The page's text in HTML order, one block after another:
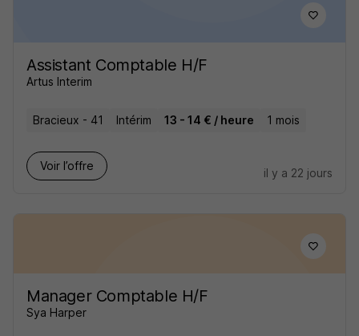
Assistant Comptable H/F
Artus Interim
Bracieux - 41 Intérim 13 - 14 € / heure 1 mois
Voir l’offre
il y a 22 jours
Manager Comptable H/F
Sya Harper